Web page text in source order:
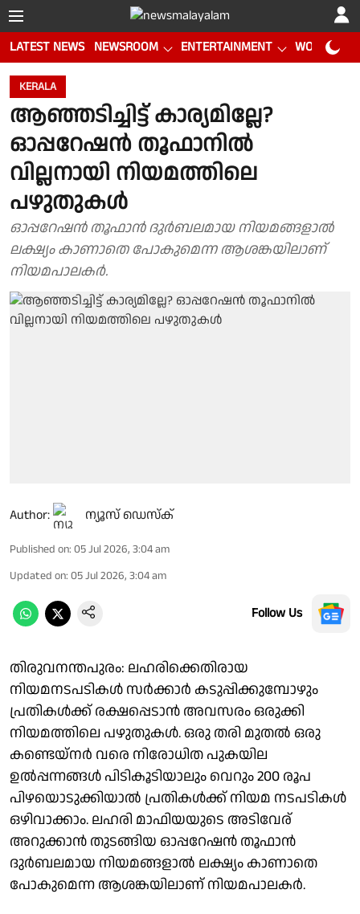
LATEST NEWS NEWSROOM ENTERTAINMENT WORLD CUP
KERALA
ആഞ്ഞടിച്ചിട്ട് കാര്യമില്ലേ?
ഓപ്പറേഷൻ തൂഫാനിൽ
വില്ലനായി നിയമത്തിലെ
പഴുതുകൾ
ഓപ്പറേഷൻ തൂഫാൻ ദുർബലമായ നിയമങ്ങളാൽ
ലക്ഷ്യം കാണാതെ പോകുമെന്ന ആശങ്കയിലാണ്
നിയമപാലകർ.
Author: ന്യൂസ് ഡെസ്ക്
Published on: 05 Jul 2026, 3:04 am
Updated on: 05 Jul 2026, 3:04 am
Follow Us
തിരുവനന്തപുരം: ലഹരിക്കെതിരായ
നിയമനടപടികൾ സർക്കാർ കടുപ്പിക്കുമ്പോഴും
പ്രതികൾക്ക് രക്ഷപ്പെടാൻ അവസരം ഒരുക്കി
നിയമത്തിലെ പഴുതുകൾ. ഒരു തരി മുതൽ ഒരു
കണ്ടെയ്നർ വരെ നിരോധിത പുകയില
ഉൽപ്പന്നങ്ങൾ പിടികൂടിയാലും വെറും 200 രൂപ
പിഴയൊടുക്കിയാൽ പ്രതികൾക്ക് നിയമ നടപടികൾ
ഒഴിവാക്കാം. ലഹരി മാഫിയയുടെ അടിവേര്
അറുക്കാൻ തുടങ്ങിയ ഓപ്പറേഷൻ തൂഫാൻ
ദുർബലമായ നിയമങ്ങളാൽ ലക്ഷ്യം കാണാതെ
പോകുമെന്ന ആശങ്കയിലാണ് നിയമപാലകർ.